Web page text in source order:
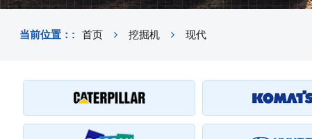
当前位置：: 首页 挖掘机 现代